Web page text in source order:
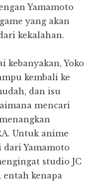
Yamamoto
yang akan
kekalahan.
kebanyakan, Yoko
kembali ke
dan isu
mencari
Untuk anime
dari Yamamoto
studio JC
entah kenapa